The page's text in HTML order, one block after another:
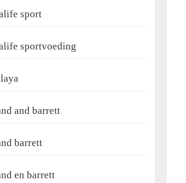
sport
sportvoeding
and barrett
barrett
en barrett